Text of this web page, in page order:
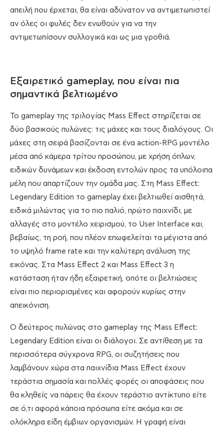
απειλή που έρχεται, θα είναι αδύνατον να αντιμετωπιστεί
αν όλες οι φυλές δεν ενωθούν για να την
αντιμετωπίσουν συλλογικά και ως μια γροθιά.
Εξαιρετικό gameplay, που είναι πια
σημαντικά βελτιωμένο
Το gameplay της τριλογίας Mass Effect στηρίζεται σε
δύο βασικούς πυλώνες: τις μάχες και τους διαλόγους. Οι
μάχες στη σειρά βασίζονται σε ένα action-RPG μοντέλο
μέσα από κάμερα τρίτου προσώπου, με χρήση όπλων,
ειδικών δυνάμεων και έκδοση εντολών προς τα υπόλοιπα
μέλη που απαρτίζουν την ομάδα μας. Στη Mass Effect:
Legendary Edition το gameplay έχει βελτιωθεί αισθητά,
ειδικά μιλώντας για το πιο παλιό, πρώτο παιχνίδι, με
αλλαγές στο μοντέλο χειρισμού, το User Interface και,
βεβαίως, τη ροή, που πλέον επωφελείται τα μέγιστα από
το υψηλό frame rate και την καλύτερη ανάλυση της
εικόνας. Στα Mass Effect 2 και Mass Effect 3 η
κατάσταση ήταν ήδη εξαιρετική, οπότε οι βελτιώσεις
είναι πιο περιορισμένες και αφορούν κυρίως στην
απεικόνιση.
Ο δεύτερος πυλώνας στο gameplay της Mass Effect:
Legendary Edition είναι οι διάλογοι. Σε αντίθεση με τα
περισσότερα σύγχρονα RPG, οι συζητήσεις που
λαμβάνουν χώρα στα παιχνίδια Mass Effect έχουν
τεράστια σημασία και πολλές φορές οι αποφάσεις που
θα κληθείς να πάρεις θα έχουν τεράστιο αντίκτυπο είτε
σε ό,τι αφορά κάποια πρόσωπα είτε ακόμα και σε
ολόκληρα είδη έμβιων οργανισμών. Η γραφή είναι